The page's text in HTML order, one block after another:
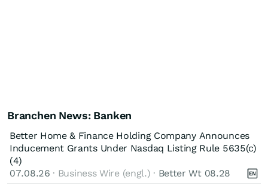
Branchen News: Banken
Better Home & Finance Holding Company Announces
Inducement Grants Under Nasdaq Listing Rule 5635(c)
(4)
07.08.26 · Business Wire (engl.) · Better Wt 08.28